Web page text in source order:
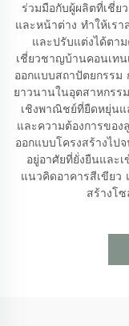
ร่วมมือกับผู้ผลิตที่เชี่ย
และหน้าต่าง ทำให้เร
และปรับแต่งได้ตา
เชี่ยวชาญบ้านคอนเทน
ออกแบบสถาปัตยกรรม
ยาวนานในอุตสาหกรร
เชิงพาณิชย์ที่ยืดหยุ่น
และความต้องการของ
ออกแบบโครงสร้างไป
อยู่อาศัยที่ยั่งยืนและ
แนวคิดอาคารสีเขียว
สร้างโ